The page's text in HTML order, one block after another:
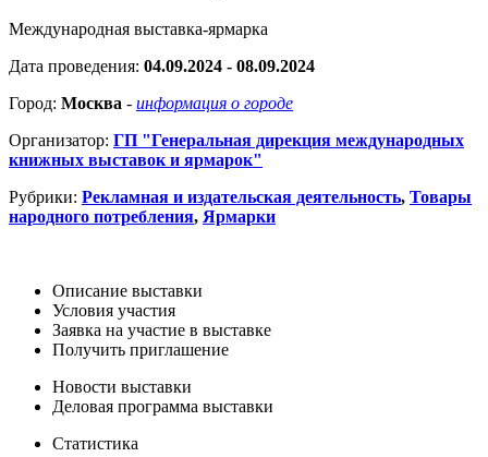
Международная выставка-ярмарка
Дата проведения: 04.09.2024 - 08.09.2024
Город: Москва - информация о городе
Организатор: ГП "Генеральная дирекция международных
книжных выставок и ярмарок"
Рубрики: Рекламная и издательская деятельность, Товары
народного потребления, Ярмарки
Описание выставки
Условия участия
Заявка на участие в выставке
Получить приглашение
Новости выставки
Деловая программа выставки
Статистика